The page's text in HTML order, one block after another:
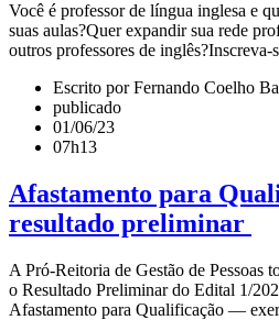
Você é professor de língua inglesa e
suas aulas?Quer expandir sua rede
outros professores de inglês?Inscreva-
Escrito por Fernando Coelho
publicado
01/06/23
07h13
Afastamento para
resultado preliminar
A Pró-Reitoria de Gestão de Pessoas
o Resultado Preliminar do Edital 1/
Afastamento para Qualificação —